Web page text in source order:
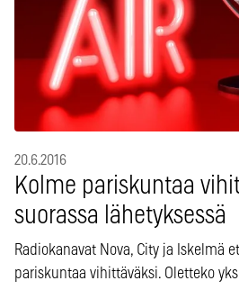
20.6.2016
Kolme pariskuntaa
suorassa lähetyksessä
Radiokanavat Nova, City ja Iskelmä
pariskuntaa vihittäväksi. Oletteko